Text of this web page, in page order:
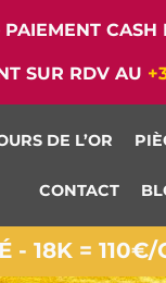
PAIEMENT CASH
SUR RDV AU
DE L’OR
CONTACT
- 18K = 110€/